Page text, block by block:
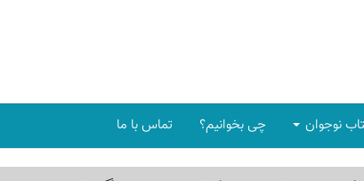
نوجوان چی بخوانیم؟ تماس با ما